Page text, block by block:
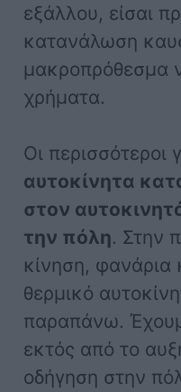
εξάλλου, είσαι
κατανάλωση
μακροπρόθεσμα
χρήματα.
Οι περισσότεροι
αυτοκίνητα
στον
την πόλη. Στην
κίνηση, φανάρια
θερμικό
παραπάνω.
εκτός από το
οδήγηση στην